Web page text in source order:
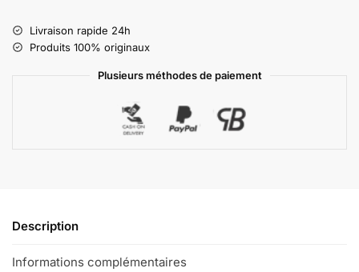
Livraison rapide 24h
Produits 100% originaux
Plusieurs méthodes de paiement
Description
Informations complémentaires